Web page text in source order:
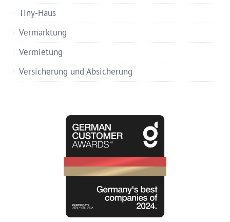
Tiny-Haus
Vermarktung
Vermietung
Versicherung und Absicherung